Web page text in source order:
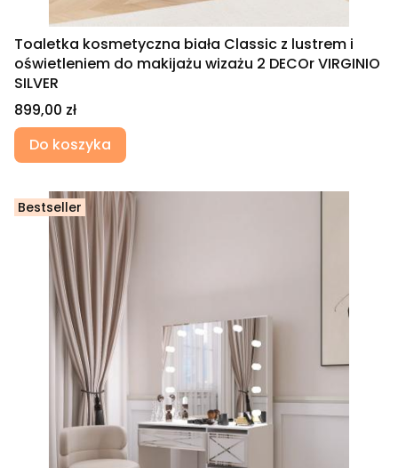
Toaletka kosmetyczna biała Classic z lustrem i
oświetleniem do makijażu wizażu 2 DECOr VIRGINIO
SILVER
Cena
899,00 zł
Do koszyka
Bestseller